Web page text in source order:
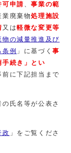
可申請 、事業の範
業廃棄物処理施設
又は軽微な変更等
物の減量推進及び
例 」に基づく事
続き」とい
前に下記担当まで
氏名等が公表さ
政 」をご覧くださ